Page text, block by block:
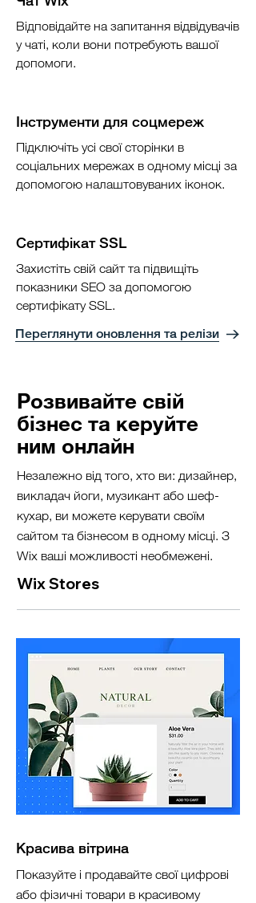
Відповідайте на запитання відвідувачів
у чаті, коли вони потребують вашої
допомоги.
Підключіть усі свої сторінки в
соціальних мережах в одному місці за
допомогою налаштовуваних іконок.
Інструменти для соцмереж
Захистіть свій сайт та підвищіть
показники SEO за допомогою
сертифікату SSL.
Сертифікат SSL
Переглянути оновлення та релізи
Незалежно від того, хто ви: дизайнер,
викладач йоги, музикант або шеф-
кухар, ви можете керувати своїм
сайтом та бізнесом в одному місці. З
Wix ваші можливості необмежені.
Показуйте і продавайте свої цифрові
або фізичні товари в красивому
Красива вітрина
Розвивайте свій
бізнес та керуйте
ним онлайн
Wix Stores